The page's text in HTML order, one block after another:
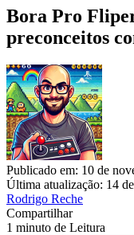
Bora Pro
preconceitos
Publicado em: 10 de
Última atualização: 14
Rodrigo Reche
Compartilhar
1 minuto de Leitura